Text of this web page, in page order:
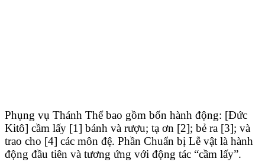
Phụng vụ Thánh Thể bao gồm bốn hành động: [Đức
Kitô] cầm lấy [1] bánh và rượu; tạ ơn [2]; bẻ ra [3]; và
trao cho [4] các môn đệ. Phần Chuẩn bị Lễ vật là hành
động đầu tiên và tương ứng với động tác “cầm lấy”.